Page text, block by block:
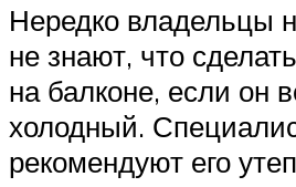
Нередко владельцы
не знают, что
на балконе, если он
холодный.
рекомендуют его